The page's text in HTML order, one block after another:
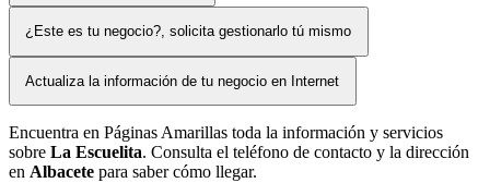
¿Este es tu negocio?, solicita gestionarlo tú mismo
Actualiza la información de tu negocio en Internet
Encuentra en Páginas Amarillas toda la información y servicios
sobre La Escuelita. Consulta el teléfono de contacto y la dirección
en Albacete para saber cómo llegar.